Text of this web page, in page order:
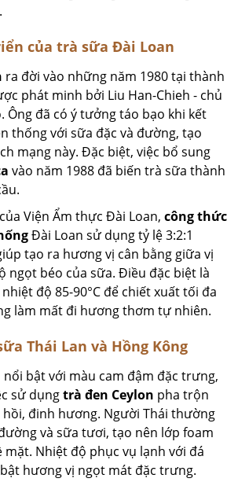
của trà sữa Đài Loan
ra đời vào những năm 1980 tại thành
phát minh bởi Liu Han-Chieh - chủ
Ông đã có ý tưởng táo bạo khi kết
thống với sữa đặc và đường, tạo
mạng này. Đặc biệt, việc bổ sung
vào năm 1988 đã biến trà sữa thành
Viện Ẩm thực Đài Loan,công thức
Đài Loan sử dụng tỷ lệ 3:2:1
tạo ra hương vị cân bằng giữa vị
ngọt béo của sữa. Điều đặc biệt là
độ 85-90°C để chiết xuất tối đa
làm mất đi hương thơm tự nhiên.
Thái Lan và Hồng Kông
nổi bật với màu cam đậm đặc trưng,
sử dụngtrà đen Ceylon pha trộn
đinh hương. Người Thái thường
và sữa tươi, tạo nên lớp foam
Nhiệt độ phục vụ lạnh với đá
hương vị ngọt mát đặc trưng.